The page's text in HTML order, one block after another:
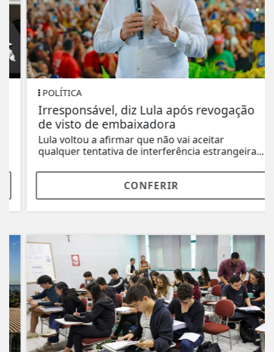
POLÍTICA
Irresponsável, diz Lula após revogação
de visto de embaixadora
Lula voltou a afirmar que não vai aceitar
qualquer tentativa de interferência estrangeira...
CONFERIR